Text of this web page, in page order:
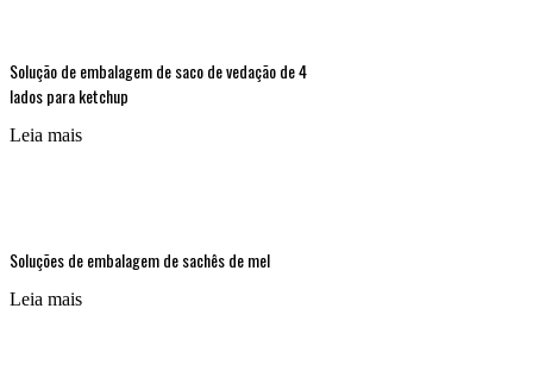
Solução de embalagem de saco de vedação de 4
lados para ketchup
Leia mais
Soluções de embalagem de sachês de mel
Leia mais